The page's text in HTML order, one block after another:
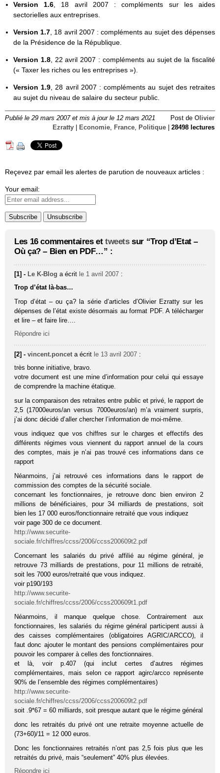
Version 1.6 , 18 avril 2007 : compléments sur les aides
sectorielles aux entreprises.
Version 1.7 , 18 avril 2007 : compléments au sujet des dépenses
de la Présidence de la République.
Version 1.8, 22 avril 2007 : compléments au sujet de la fiscalité
(« Taxer les riches ou les entreprises »).
Version 1.9, 28 avril 2007 : compléments au sujet des retraites
au sujet du niveau de salaire du secteur public.
Publié le 29 mars 2007 et mis à jour le 12 mars 2021 Post de Olivier
Ezratty
Economie, France, Politique 28498 lectures
Reçevez par email les alertes de parution de nouveaux articles :
Your email:
Les 16 commentaires et tweetssur “Trop d’Etat –
Où ça? – Bien en PDF…” :
[1] - Le K-Blog a écrit le 1 avril 2007 :
Trop d’état là-bas…
Trop d’état – ou ça? la série d’articles d’Olivier Ezratty sur les
dépenses de l’état existe désormais au format PDF. A télécharger
et lire – et faire lire….
Répondre ici
[2] -vincent.poncet a écrit le 13 avril 2007 :
très bonne initiative, bravo.
votre document est une mine d’information pour celui qui essaye
de comprendre la machine étatique.
sur la comparaison des retraites entre public et privé, le rapport de
2,5 (17000euros/an versus 7000euros/an) m’a vraiment surpris,
j’ai donc décidé d’aller chercher l’information de moi-même.
vous indiquez que vos chiffres sur le charges et effectifs des
différents régimes vous viennent du rapport annuel de la cours
des comptes, mais je n’ai pas trouvé ces informations dans ce
rapport
Néanmoins, j’ai retrouvé ces informations dans le rapport de
commission des comptes de la sécurité sociale.
concernant les fonctionnaires, je retrouve donc bien environ 2
millions de bénéficiaires, pour 34 milliards de prestations, soit
bien les 17 000 euros/fonctionnaire retraité que vous indiquez
voir page 300 de ce document.
http://www.securite-
sociale.fr/chiffres/ccss/2006/ccss200609t2.pdf
Concernant les salariés du privé affilié au régime général, je
retrouve 73 milliards de prestations, pour 11 millions de retraité,
soit les 7000 euros/retraité que vous indiquez.
voir p190/193
http://www.securite-
sociale.fr/chiffres/ccss/2006/ccss200609t1.pdf
Néanmoins, il manque quelque chose. Contrairement aux
fonctionnaires, les salariés du régime général participent aussi à
des caisses complémentaires (obligatoires AGRIC/ARCCO), il
faut donc ajouter le montant des pensions complémentaires pour
pouvoir les comparer à celles des fonctionnaires.
et là, voir p.407 (qui inclut certes d’autres régimes
complémentaires, mais selon ce rapport agirc/arcco représente
90% de l’ensemble des régimes complémentaires)
http://www.securite-
sociale.fr/chiffres/ccss/2006/ccss200609t2.pdf
soit .9*67 = 60 milliards, soit presque autant que le régime général
donc les retraités du privé ont une retraite moyenne actuelle de
(73+60)/11 = 12 000 euros.
Donc les fonctionnaires retraités n’ont pas 2,5 fois plus que les
retraités du privé, mais “seulement” 40% plus élevées.
Répondre ici